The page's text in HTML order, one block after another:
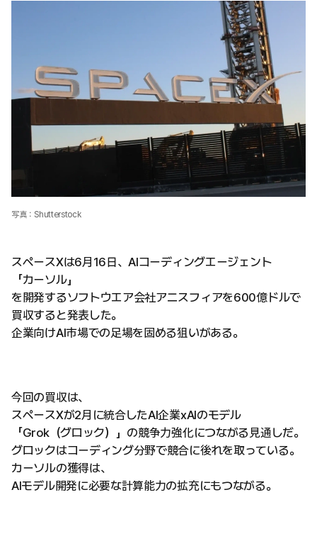
写真：Shutterstock
スペースXは6月16日、AIコーディングエージェント
「カーソル」
を開発するソフトウエア会社アニスフィアを600億ドルで
買収すると発表した。
企業向けAI市場での足場を固める狙いがある。
今回の買収は、
スペースXが2月に統合したAI企業xAIのモデル
「Grok（グロック）」の競争力強化につながる見通しだ。
グロックはコーディング分野で競合に後れを取っている。
カーソルの獲得は、
AIモデル開発に必要な計算能力の拡充にもつながる。